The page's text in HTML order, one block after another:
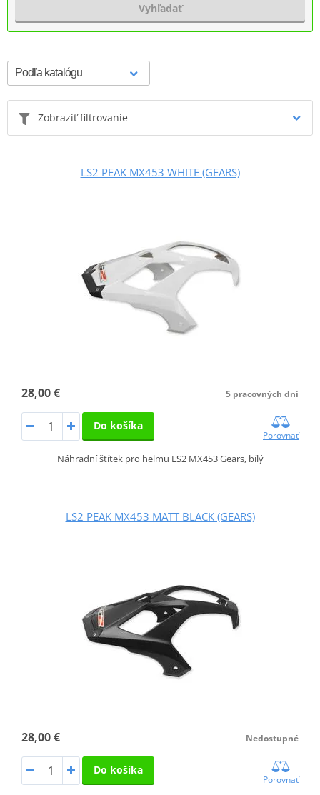
Vyhľadať
Zobraziť filtrovanie
LS2 PEAK MX453 WHITE (GEARS)
28,00 € 5 pracovných dní
Do košíka
Porovnať
Náhradní štítek pro helmu LS2 MX453 Gears, bílý
LS2 PEAK MX453 MATT BLACK (GEARS)
28,00 € Nedostupné
Do košíka
Porovnať